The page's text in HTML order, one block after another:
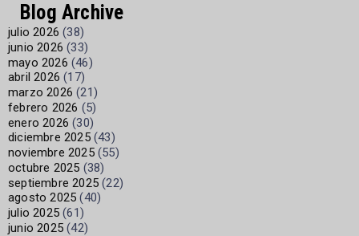
Blog Archive
julio 2026 (38)
junio 2026 (33)
mayo 2026 (46)
abril 2026 (17)
marzo 2026 (21)
febrero 2026 (5)
enero 2026 (30)
diciembre 2025(43)
noviembre 2025(55)
octubre 2025 (38)
septiembre 2025 (22)
agosto 2025 (40)
julio 2025 (61)
junio 2025 (42)